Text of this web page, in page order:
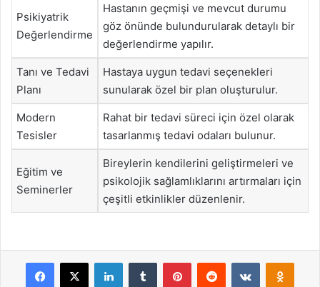
Psikiyatrik
Değerlendirme
Hastanın geçmişi ve mevcut durumu
göz önünde bulundurularak detaylı bir
değerlendirme yapılır.
Tanı ve Tedavi
Planı
Hastaya uygun tedavi seçenekleri
sunularak özel bir plan oluşturulur.
Modern
Tesisler
Rahat bir tedavi süreci için özel olarak
tasarlanmış tedavi odaları bulunur.
Eğitim ve
Seminerler
Bireylerin kendilerini geliştirmeleri ve
psikolojik sağlamlıklarını artırmaları için
çeşitli etkinlikler düzenlenir.
Facebook
X LinkedInTumblr PinterestReddit VKontakte